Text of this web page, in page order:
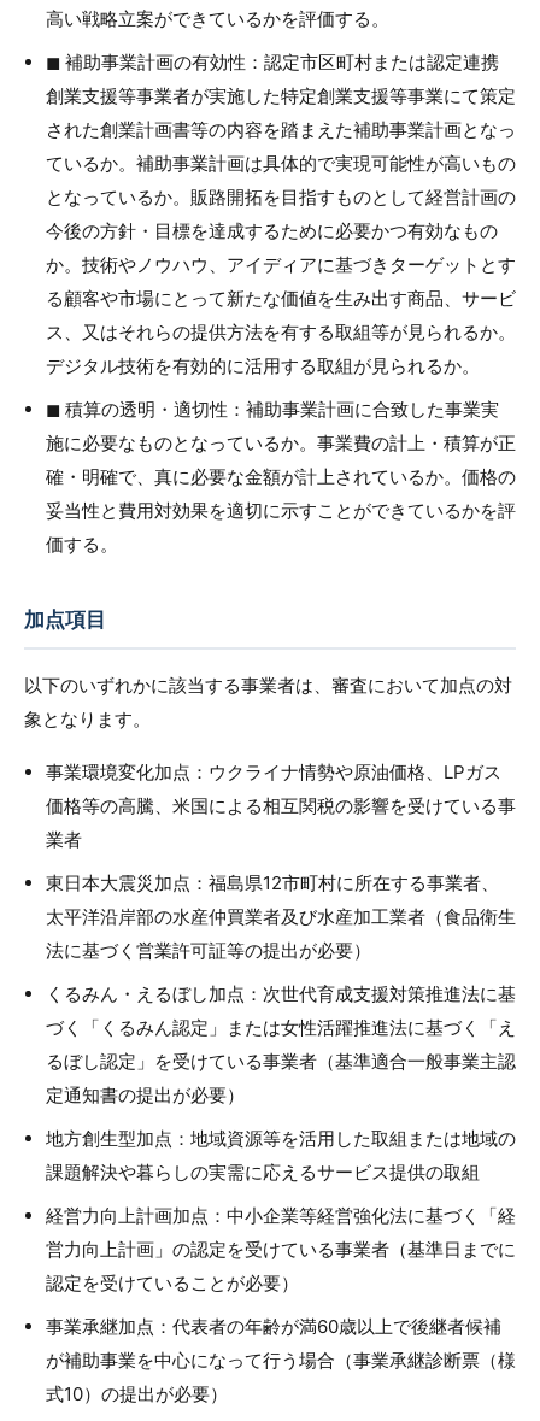
高い戦略立案ができているかを評価する。
◼︎ 補助事業計画の有効性：認定市区町村または認定連携
創業支援等事業者が実施した特定創業支援等事業にて策定
された創業計画書等の内容を踏まえた補助事業計画となっ
ているか。補助事業計画は具体的で実現可能性が高いもの
となっているか。販路開拓を目指すものとして経営計画の
今後の方針・目標を達成するために必要かつ有効なもの
か。技術やノウハウ、アイディアに基づきターゲットとす
る顧客や市場にとって新たな価値を生み出す商品、サービ
ス、又はそれらの提供方法を有する取組等が見られるか。
デジタル技術を有効的に活用する取組が見られるか。
◼︎ 積算の透明・適切性：補助事業計画に合致した事業実
施に必要なものとなっているか。事業費の計上・積算が正
確・明確で、真に必要な金額が計上されているか。価格の
妥当性と費用対効果を適切に示すことができているかを評
価する。
加点項目
以下のいずれかに該当する事業者は、審査において加点の対
象となります。
事業環境変化加点：ウクライナ情勢や原油価格、LPガス
価格等の高騰、米国による相互関税の影響を受けている事
業者
東日本大震災加点：福島県12市町村に所在する事業者、
太平洋沿岸部の水産仲買業者及び水産加工業者（食品衛生
法に基づく営業許可証等の提出が必要）
くるみん・えるぼし加点：次世代育成支援対策推進法に基
づく「くるみん認定」または女性活躍推進法に基づく「え
るぼし認定」を受けている事業者（基準適合一般事業主認
定通知書の提出が必要）
地方創生型加点：地域資源等を活用した取組または地域の
課題解決や暮らしの実需に応えるサービス提供の取組
経営力向上計画加点：中小企業等経営強化法に基づく「経
営力向上計画」の認定を受けている事業者（基準日までに
認定を受けていることが必要）
事業承継加点：代表者の年齢が満60歳以上で後継者候補
が補助事業を中心になって行う場合（事業承継診断票（様
式10）の提出が必要）